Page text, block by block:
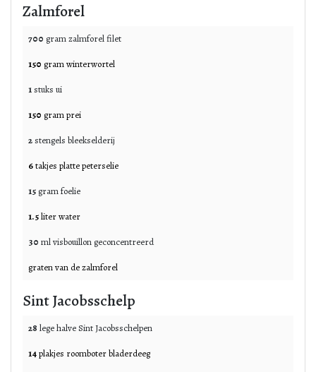
Zalmforel
700 gramzalmforel filet
150 gramwinterwortel
1stuks ui
150 gramprei
2stengels bleekselderij
6takjes platte peterselie
15gramfoelie
1.5literwater
30 mlvisbouillon geconcentreerd
graten van de zalmforel
Sint Jacobsschelp
28 legehalve Sint Jacobsschelpen
14plakjes roomboter bladerdeeg